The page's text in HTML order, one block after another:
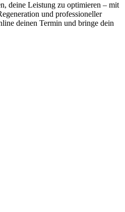
deine Leistung zu optimieren – mit
und professioneller
deinen Termin und bringe dein